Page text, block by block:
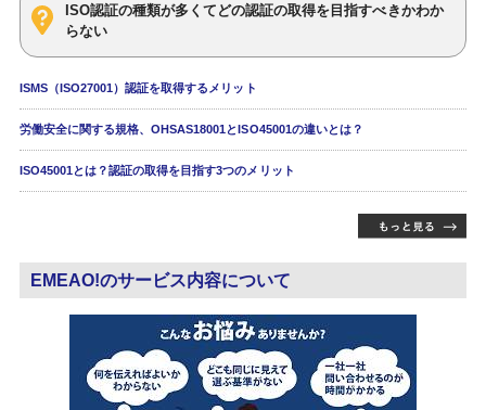
ISO認証の種類が多くてどの認証の取得を目指すべきかわか
らない
ISMS（ISO27001）認証を取得するメリット
労働安全に関する規格、OHSAS18001とISO45001の違いとは？
ISO45001とは？認証の取得を目指す3つのメリット
EMEAO!のサービス内容について